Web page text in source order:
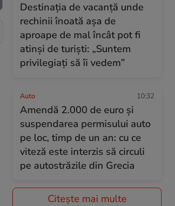
Destinația de vacanță unde
rechinii înoată așa de
aproape de mal încât pot fi
atinși de turiști: „Suntem
privilegiați să îi vedem”
Auto 10:32
Amendă 2.000 de euro și
suspendarea permisului auto
pe loc, timp de un an: cu ce
viteză este interzis să circuli
pe autostrăzile din Grecia
Citește mai multe